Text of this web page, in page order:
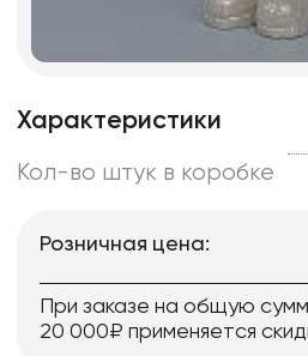
Характеристики
Кол-во штук в коробке
Розничная цена:
При заказе на общую
20 000₽ применяется